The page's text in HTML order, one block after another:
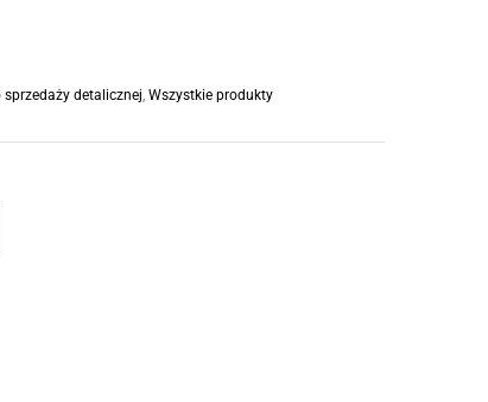
sprzedaży detalicznej, Wszystkie produkty